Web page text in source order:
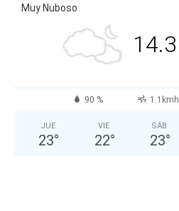
Muy Nuboso
14.3
90 % 1.1kmh
JUE
23°
VIE
22°
SÁB
23°